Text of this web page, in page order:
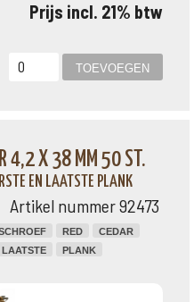
Prijs incl. 21% btw
4,2 X 38 MM 50 ST.
EN LAATSTE PLANK
nummer 92473
RED
CEDAR
LAATSTE PLANK